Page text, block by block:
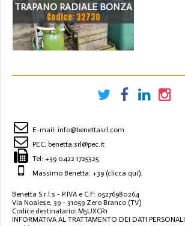
TRAPANO RADIALE BONZA
CE
Codice: 32730
E-mail: info@benettasrl.com
PEC: benetta.srl@pec.it
Tel: +39 0422 1725325
Massimo Benetta: +39 (clicca qui).
Benetta S.r.l.s - P.IVA e C.F: 05276980264
Via Noalese, 39 - 31059 Zero Branco (TV)
Codice destinatario: M5UXCR1
INFORMATIVA AL TRATTAMENTO DEI DATI PERSONALI